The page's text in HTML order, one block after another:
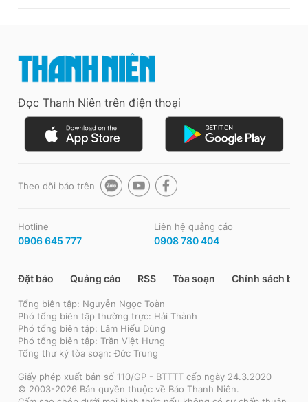
Đọc Thanh Niên trên điện thoại
Theo dõi báo trên
Hotline
0906 645 777
Liên hệ quảng cáo
0908 780 404
Đặt báo Quảng cáo RSS Tòa soạn Chính sách bảo
Tổng biên tập: Nguyễn Ngọc Toàn
Phó tổng biên tập thường trực: Hải Thành
Phó tổng biên tập: Lâm Hiếu Dũng
Phó tổng biên tập: Trần Việt Hưng
Tổng thư ký tòa soạn: Đức Trung
Giấy phép xuất bản số 110/GP - BTTTT cấp ngày 24.3.2020
© 2003-2026 Bản quyền thuộc về Báo Thanh Niên.